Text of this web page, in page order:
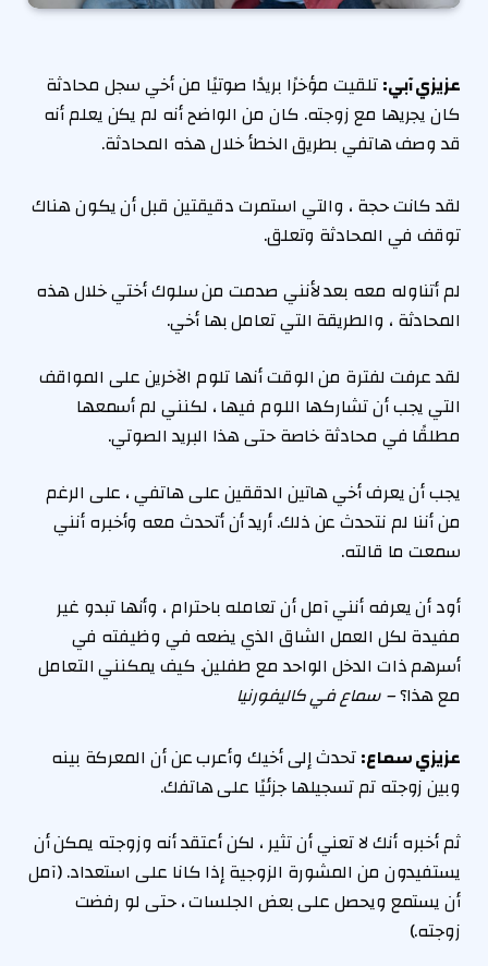
عزيزي آبي:تلقيت مؤخرًا بريدًا صوتيًا من أخي سجل محادثة
كان يجريها مع زوجته. كان من الواضح أنه لم يكن يعلم أنه
قد وصف هاتفي بطريق الخطأ خلال هذه المحادثة.
لقد كانت حجة ، والتي استمرت دقيقتين قبل أن يكون هناك
توقف في المحادثة وتعلق.
لم أتناوله معه بعد لأنني صدمت من سلوك أختي خلال هذه
المحادثة ، والطريقة التي تعامل بها أخي.
لقد عرفت لفترة من الوقت أنها تلوم الآخرين على المواقف
التي يجب أن تشاركها اللوم فيها ، لكنني لم أسمعها
مطلقًا في محادثة خاصة حتى هذا البريد الصوتي.
يجب أن يعرف أخي هاتين الدققين على هاتفي ، على الرغم
من أننا لم نتحدث عن ذلك. أريد أن أتحدث معه وأخبره أنني
سمعت ما قالته.
أود أن يعرفه أنني آمل أن تعامله باحترام ، وأنها تبدو غير
مفيدة لكل العمل الشاق الذي يضعه في وظيفته في
أسرهم ذات الدخل الواحد مع طفلين. كيف يمكنني التعامل
مع هذا؟– سماع في كاليفورنيا
عزيزي سماع:تحدث إلى أخيك وأعرب عن أن المعركة بينه
وبين زوجته تم تسجيلها جزئيًا على هاتفك.
ثم أخبره أنك لا تعني أن تثير ، لكن أعتقد أنه وزوجته يمكن أن
يستفيدون من المشورة الزوجية إذا كانا على استعداد. (آمل
أن يستمع ويحصل على بعض الجلسات ، حتى لو رفضت
زوجته.)